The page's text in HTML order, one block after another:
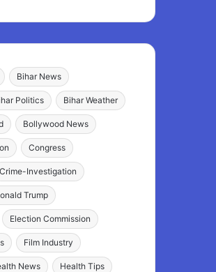
Bihar News
Politics Bihar Weather
Bollywood News
Congress
Crime-Investigation
Trump
Election Commission
Film Industry
News Health Tips